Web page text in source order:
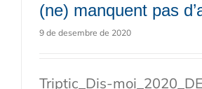
(ne) manquent pas
9 de desembre de 2020
Triptic_Dis-